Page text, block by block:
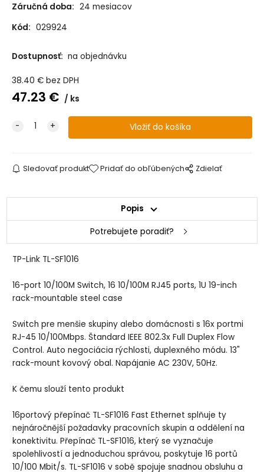
Záručná doba: 24 mesiacov
Kód: 029924
Dostupnosť: na objednávku
38.40 € bez DPH
47.23 € ks
Sledovať produkt Pridať do obľúbených Zdielať
Popis
Potrebujete poradiť?
TP-Link TL-SF1016
16-port 10/100M Switch, 16 10/100M RJ45 ports, 1U 19-inch
rack-mountable steel case
Switch pre menšie skupiny alebo domácnosti s 16x portmi
RJ-45 10/100Mbps. Štandard IEEE 802.3x Full Duplex Flow
Control. Auto negociácia rýchlosti, duplexného módu. 13"
rack-mount kovový obal. Napájanie AC 230V, 50Hz.
K čemu slouží tento produkt
16portový přepínač TL-SF1016 Fast Ethernet splňuje ty
nejnáročnější požadavky pracovních skupin a oddělení na
konektivitu. Přepínač TL-SF1016, který se vyznačuje
spolehlivostí a jednoduchou správou, poskytuje 16 portů
10/100 Mbit/s. TL-SF1016 v sobě spojuje snadnou obsluhu a